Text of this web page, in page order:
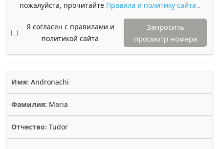
пожалуйста, прочитайте Правила и политику сайта .
Я согласен с правилами и
политикой сайта
Запросить
просмотр номера
Имя: Andronachi
Фамилия: Maria
Отчество: Tudor